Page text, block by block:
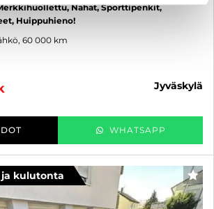
Nahat, Sporttipenkit,
Huippuhieno!
60 000 km
jyväskylä
WHATSAPP
kulutonta